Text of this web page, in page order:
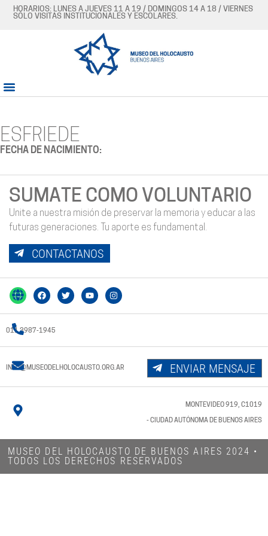
HORARIOS: LUNES A JUEVES 11 A 19 / DOMINGOS 14 A 18 / VIERNES
SÓLO VISITAS INSTITUCIONALES Y ESCOLARES.
ESFRIEDE
FECHA DE NACIMIENTO:
SUMATE COMO VOLUNTARIO
Unite a nuestra misión de preservar la memoria y educar a las
futuras generaciones. Tu aporte es fundamental.
CONTACTANOS
011 3987-1945
INFO@MUSEODELHOLOCAUSTO.ORG.AR ENVIAR MENSAJE
MONTEVIDEO 919, C1019
- CIUDAD AUTÓNOMA DE BUENOS AIRES
MUSEO DEL HOLOCAUSTO DE BUENOS AIRES 2024​ •
TODOS LOS DERECHOS RESERVADOS